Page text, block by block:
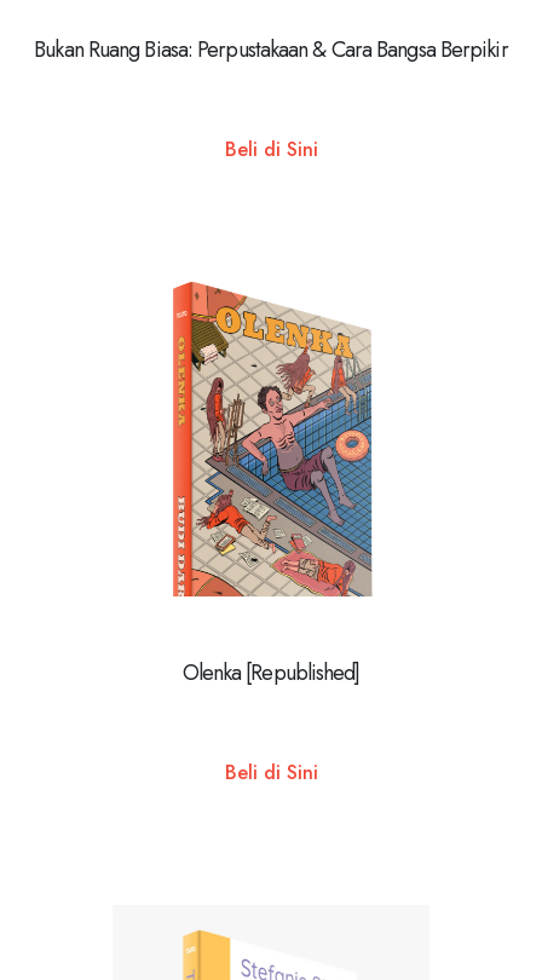
Bukan Ruang Biasa: Perpustakaan & Cara Bangsa Berpikir
Beli di Sini
Olenka [Republished]
Beli di Sini